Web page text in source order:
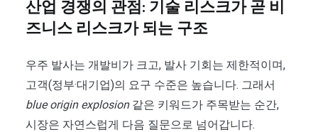
산업 경쟁의 관점: 기술 리스크가 곧 비
즈니스 리스크가 되는 구조
우주 발사는 개발비가 크고, 발사 기회는 제한적이며,
고객(정부·대기업)의 요구 수준은 높습니다. 그래서
blue origin explosion같은 키워드가 주목받는 순간,
시장은 자연스럽게 다음 질문으로 넘어갑니다.